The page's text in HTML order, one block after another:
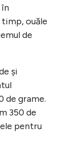
ouăle
de
și
de grame.
350 de
pentru